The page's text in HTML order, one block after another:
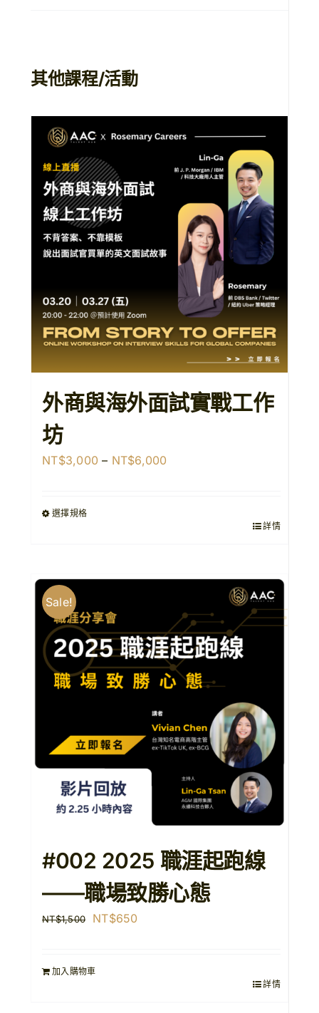
其他課程/活動
外商與海外面試實戰工作
坊
NT$3,000 – NT$6,000
NT$6,000
選擇規格
詳情
Sale!
#002 2025 職涯起跑線
——職場致勝心態
NT$1,500
原
格：
NT$650
加入購物車
詳情